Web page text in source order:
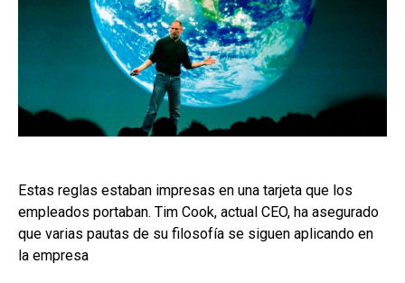
Estas reglas estaban impresas en una tarjeta que los
empleados portaban. Tim Cook, actual CEO, ha asegurado
que varias pautas de su filosofía se siguen aplicando en
la empresa